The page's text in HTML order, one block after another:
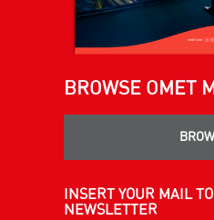
BROWSE OMET
INSERT YOUR MAIL
NEWSLETTER